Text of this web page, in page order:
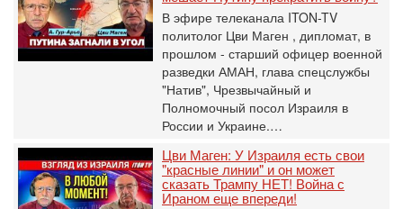
В эфире телеканала ITON-TV
политолог Цви Маген , дипломат, в
прошлом - старший офицер военной
разведки АМАН, глава спецслужбы
"Натив", ‎Чрезвычайный и
Полномочный посол Израиля в
России и Украине.…
Цви Маген: У Израиля есть свои
"красные линии" и он может
сказать Трампу НЕТ! Война с
Ираном еще впереди!